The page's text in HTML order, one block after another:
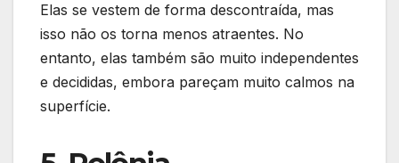
Elas se vestem de forma descontraída, mas
isso não os torna menos atraentes. No
entanto, elas também são muito independentes
e decididas, embora pareçam muito calmos na
superfície.